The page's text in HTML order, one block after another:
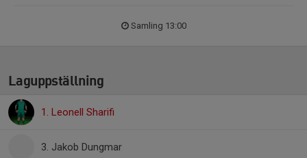
Samling 13:00
Laguppställning
1. Leonell Sharifi
3. Jakob Dungmar